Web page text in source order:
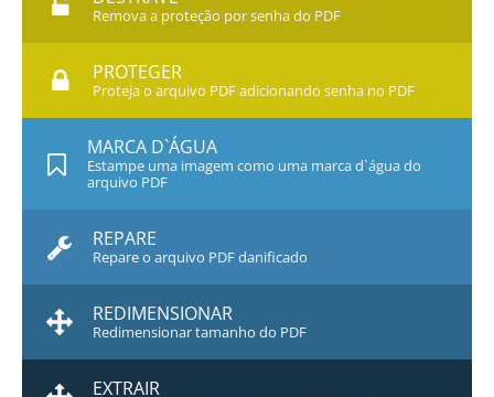
Remova a proteção por senha do PDF
PROTEGER
Proteja o arquivo PDF adicionando senha no PDF
MARCA D`ÁGUA
Estampe uma imagem como uma marca d`água do
arquivo PDF
REPARE
Repare o arquivo PDF danificado
REDIMENSIONAR
Redimensionar tamanho do PDF
EXTRAIR